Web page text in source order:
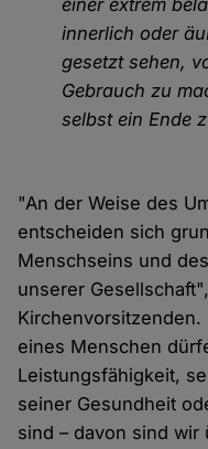
einer extrem
innerlich oder
gesetzt sehen,
Gebrauch zu
selbst ein Ende
"An der Weise des
entscheiden sich
Menschseins und
unserer
eines Menschen
Leistungsfähigkeit,
seiner Gesundheit
sind – davon sind wir